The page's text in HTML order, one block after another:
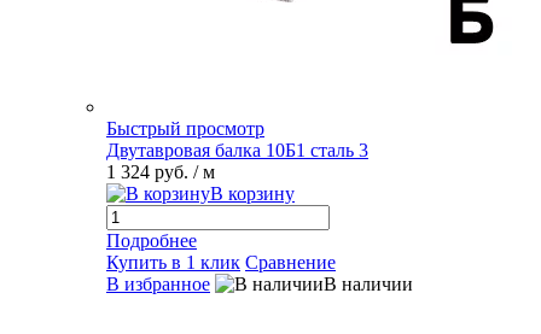
Быстрый просмотр
Двутавровая балка 10Б1 сталь 3
1 324 руб. / м
В корзину
Подробнее
Купить в 1 клик Сравнение
В избранное
В наличии